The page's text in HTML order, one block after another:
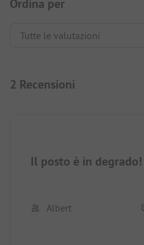
Ordina per
2 Recensioni
Il posto è in degrado!
Albert